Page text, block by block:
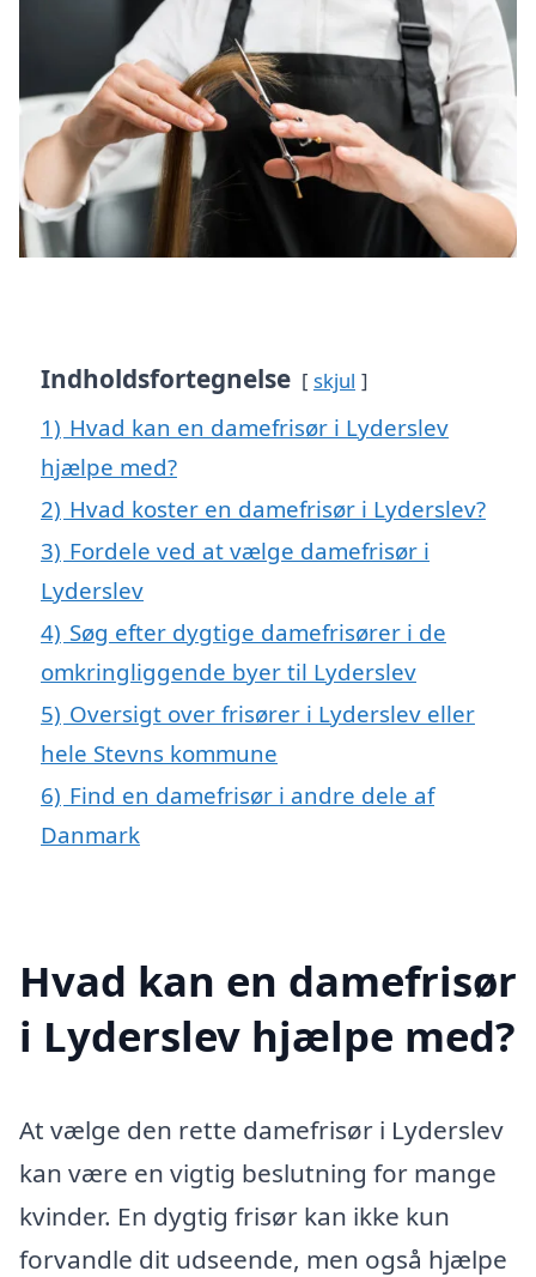
Indholdsfortegnelse skjul
1) Hvad kan en damefrisør i Lyderslev
hjælpe med?
2) Hvad koster en damefrisør i Lyderslev?
3) Fordele ved at vælge damefrisør i
Lyderslev
4) Søg efter dygtige damefrisører i de
omkringliggende byer til Lyderslev
5) Oversigt over frisører i Lyderslev eller
hele Stevns kommune
6) Find en damefrisør i andre dele af
Danmark
Hvad kan en damefrisør
i Lyderslev hjælpe med?
At vælge den rette damefrisør i Lyderslev
kan være en vigtig beslutning for mange
kvinder. En dygtig frisør kan ikke kun
forvandle dit udseende, men også hjælpe